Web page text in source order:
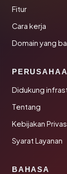
Fitur
Cara kerja
Domain yang
Didukung
Tentang
Kebijakan
Syarat Layanan
BAHASA